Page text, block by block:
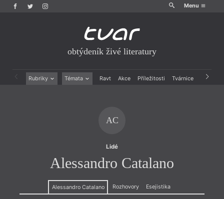
Menu
obtýdeník živé literatury
Rubriky Témata Ravt Akce Příležitosti Tvárnice Archiv
Výroční ceny
AC
Lidé
Alessandro Catalano
Alessandro Catalano Rozhovory Esejistika